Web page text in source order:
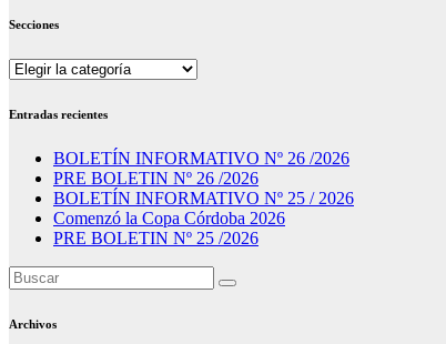
Secciones
Secciones
Entradas recientes
BOLETÍN INFORMATIVO Nº 26 /2026
PRE BOLETIN Nº 26 /2026
BOLETÍN INFORMATIVO Nº 25 / 2026
Comenzó la Copa Córdoba 2026
PRE BOLETIN Nº 25 /2026
Archivos